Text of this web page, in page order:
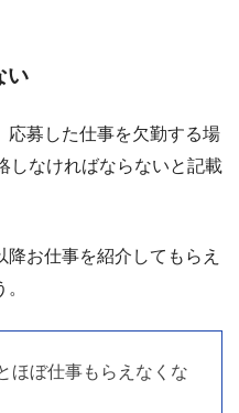
い
応募した仕事を欠勤する場
しなければならないと記載
お仕事を紹介してもらえ
ほぼ仕事もらえなくな